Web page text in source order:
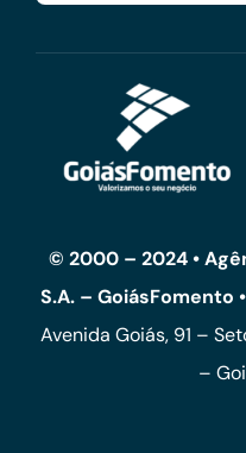
© 2000 – 2024 •
S.A. – GoiásFomento
Avenida Goiás, 91 –
–